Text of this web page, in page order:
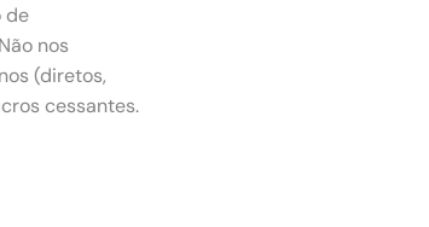
de
nos
(diretos,
cessantes.